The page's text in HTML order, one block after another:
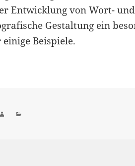
Entwicklung von Wort-
Gestaltung ein
Beispiele.
Autor